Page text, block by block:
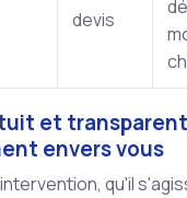
devis
et
envers vous
qu'il